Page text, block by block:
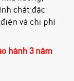
chất đặc
và chi phí
hành 3 năm